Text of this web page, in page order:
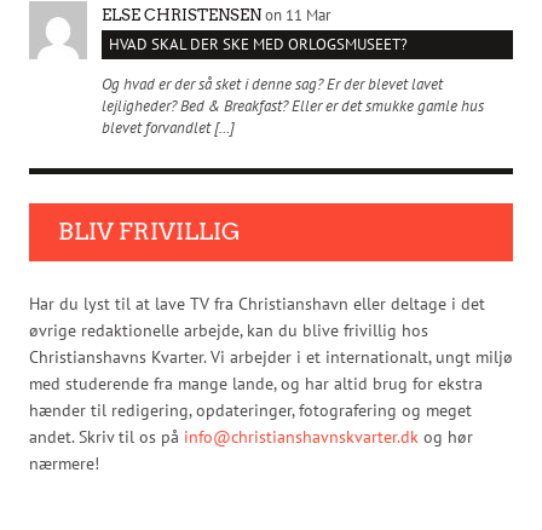
ELSE CHRISTENSEN on 11 Mar
HVAD SKAL DER SKE MED ORLOGSMUSEET?
Og hvad er der så sket i denne sag? Er der blevet lavet
lejligheder? Bed & Breakfast? Eller er det smukke gamle hus
blevet forvandlet […]
BLIV FRIVILLIG
Har du lyst til at lave TV fra Christianshavn eller deltage i det
øvrige redaktionelle arbejde, kan du blive frivillig hos
Christianshavns Kvarter. Vi arbejder i et internationalt, ungt miljø
med studerende fra mange lande, og har altid brug for ekstra
hænder til redigering, opdateringer, fotografering og meget
andet. Skriv til os på info@christianshavnskvarter.dk og hør
nærmere!